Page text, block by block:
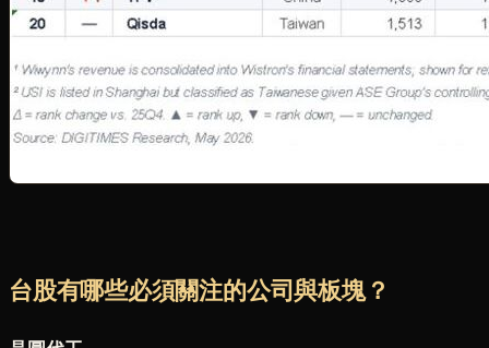
台股有哪些必須關注的公司與板塊？